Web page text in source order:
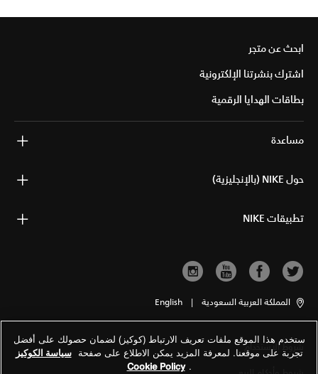
ابحث عن متجر
اشترك بنشرتنا الإلكترونية
بطاقات الهدايا الرقمية
مساعدة
حول NIKE (بالإنجليزية)
تطبيقات NIKE
المملكة العربية السعودية |
English
شروط الاستخدام
ستخدم هذا الموقع ملفات تعريف الارتباط (كوكيز) لضمان حصولك على أفضل
تجربة على موقعنا. لمعرفة المزيد يمكن الاطلاع على صفحة سياسة الكوكيز
.
Cookie Policy